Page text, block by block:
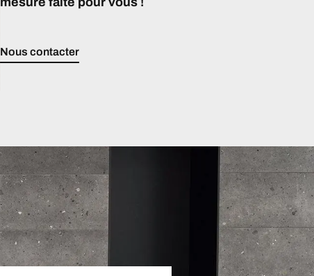
Nous contacter